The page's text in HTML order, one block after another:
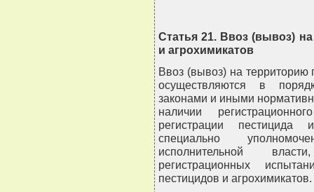
Статья 21. Ввоз (вывоз)
и агрохимикатов
Ввоз (вывоз) на территорию
осуществляются в
законами и иными
наличии
регистрации пестицида
специально
исполнительной
регистрационных
пестицидов и агрохимикатов.